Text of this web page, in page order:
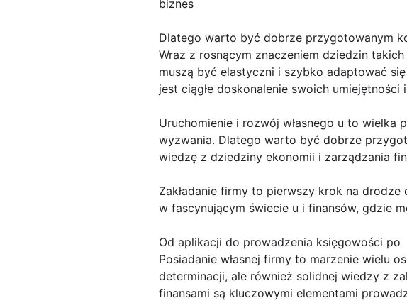
biznes
Dlatego warto być dobrze przygotowanym
Wraz z rosnącym znaczeniem dziedzin
muszą być elastyczni i szybko adaptować
jest ciągłe doskonalenie swoich
Uruchomienie i rozwój własnego u to wielka
wyzwania. Dlatego warto być dobrze
wiedzę z dziedziny ekonomii i zarządzania
Zakładanie firmy to pierwszy krok na
w fascynującym świecie u i finansów, gdzie
Od aplikacji do prowadzenia księgowości po
Posiadanie własnej firmy to marzenie wielu
determinacji, ale również solidnej wiedzy z
finansami są kluczowymi elementami